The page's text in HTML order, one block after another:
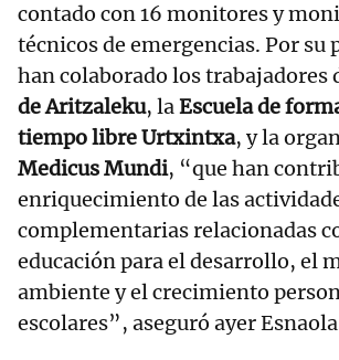
contado con 16 monitores y
técnicos de emergencias. Por su
han colaborado los trabajadores
de Aritzaleku, laEscuela de
tiempo libre Urtxintxa, y la
Medicus Mundi, “que han
enriquecimiento de las
complementarias relacionadas
educación para el desarrollo, el
ambiente y el crecimiento
escolares”, aseguró ayer